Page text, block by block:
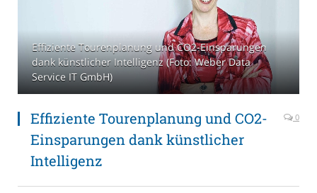
Effiziente Tourenplanung und CO2-Einsparungen
dank künstlicher Intelligenz (Foto: Weber Data
Service IT GmbH)
Effiziente Tourenplanung und CO2-
Einsparungen dank künstlicher
Intelligenz
0